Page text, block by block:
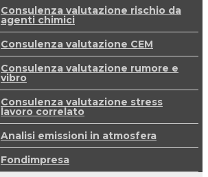
Consulenza valutazione rischio da
agenti chimici
Consulenza valutazione CEM
Consulenza valutazione rumore e
vibro
Consulenza valutazione stress
lavoro correlato
Analisi emissioni in atmosfera
Fondimpresa